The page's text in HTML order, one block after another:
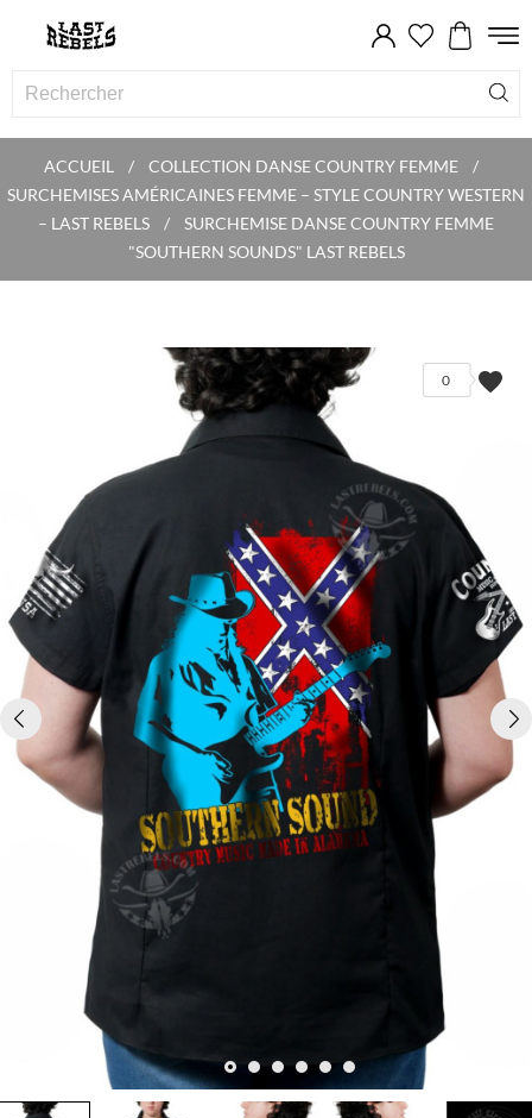
ACCUEIL
COLLECTION DANSE COUNTRY FEMME
SURCHEMISES AMÉRICAINES FEMME – STYLE COUNTRY WESTERN
– LAST REBELS
SURCHEMISE DANSE COUNTRY FEMME
"SOUTHERN SOUNDS" LAST REBELS
favorite
0